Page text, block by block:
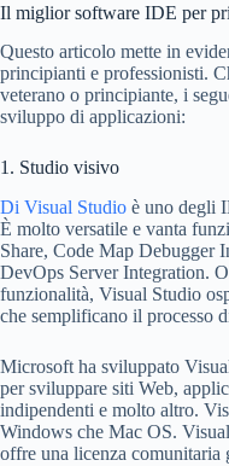
Il miglior software IDE per
Questo articolo mette in
principianti e professionisti.
veterano o principiante, i
sviluppo di applicazioni:
1. Studio visivo
Di Visual Studio è uno degli
È molto versatile e vanta
Share, Code Map Debugger
DevOps Server Integration.
funzionalità, Visual Studio
che semplificano il processo
Microsoft ha sviluppato
per sviluppare siti Web,
indipendenti e molto altro.
Windows che Mac OS.
offre una licenza comunitaria